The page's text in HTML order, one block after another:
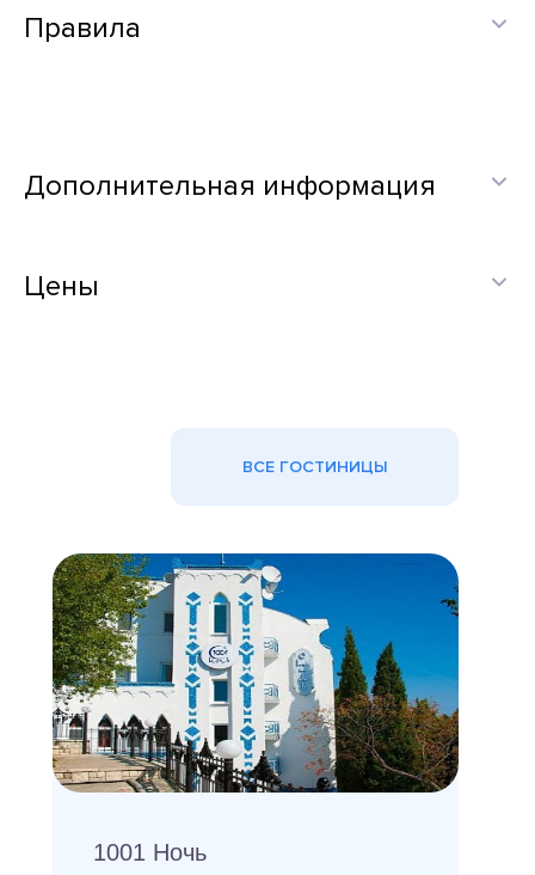
Правила
Дополнительная информация
Цены
ВСЕ ГОСТИНИЦЫ
1001 Ночь